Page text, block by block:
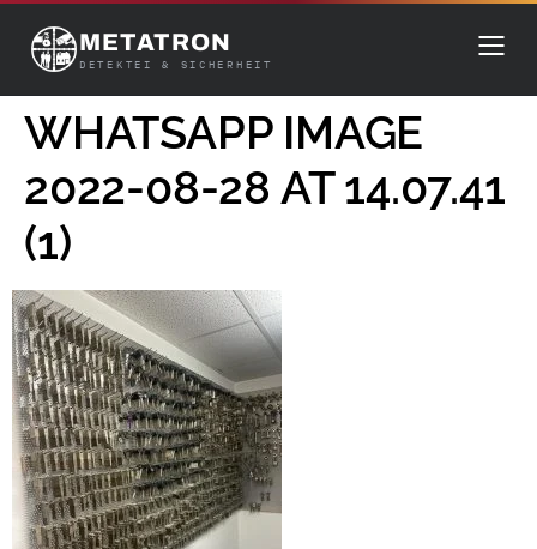
METATRON
DETEKTEI & SICHERHEIT
WHATSAPP IMAGE
2022-08-28 AT 14.07.41
(1)